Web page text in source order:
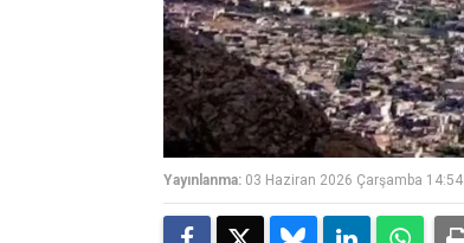
Yayınlanma: 03 Haziran 2026 Çarşamba 14:54